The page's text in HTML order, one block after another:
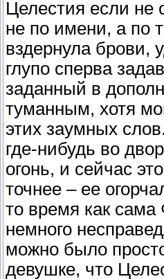
Целестия если не
не по имени, а по
вздернула брови,
глупо сперва
заданный в
туманным, хотя
этих заумных
где-нибудь во
огонь, и сейчас
точнее – ее
то время как сама
немного
можно было
девушке, что